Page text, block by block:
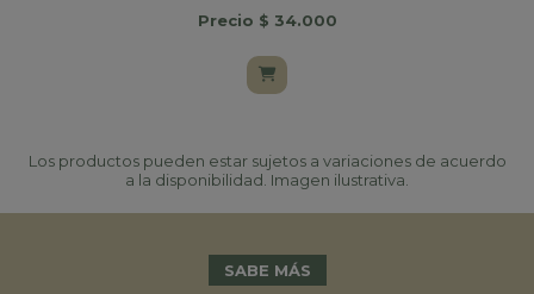
Precio $ 34.000
Los productos pueden estar sujetos a variaciones de acuerdo
a la disponibilidad. Imagen ilustrativa.
SABE MÁS